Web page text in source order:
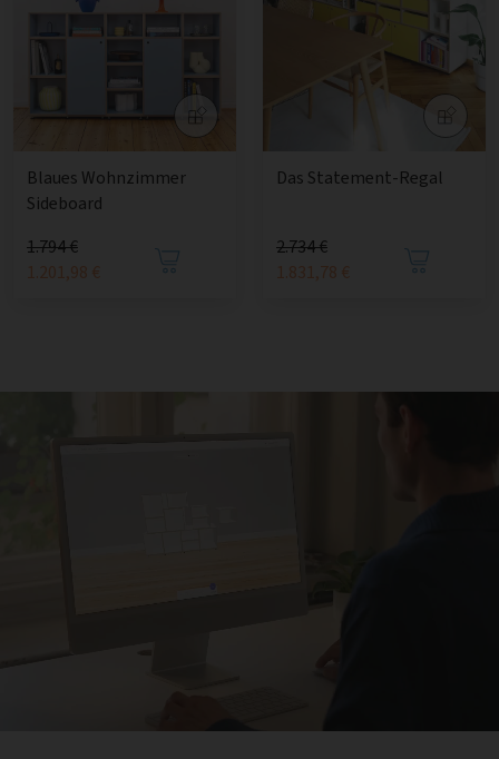
Blaues Wohnzimmer
Sideboard
1.794 €
1.201,98 €
Das Statement-Regal
2.734 €
1.831,78 €